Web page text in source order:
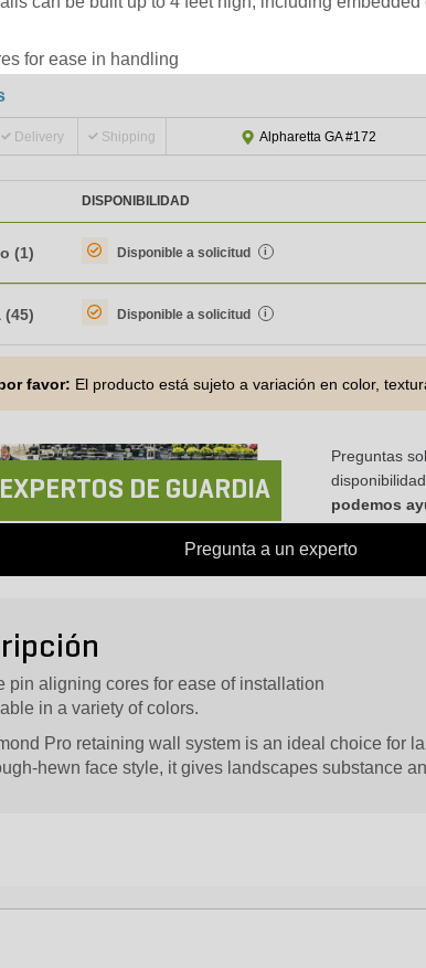
for ease in handling
Delivery Shipping Alpharetta GA #172
DISPONIBILIDAD
(1) Disponible a solicitud i
(45) Disponible a solicitud i
favor: El producto está sujeto a variación en color,
EXPERTOS DE GUARDIA
Preguntas
podemos
Pregunta a un experto
pin aligning cores for ease of installation
in a variety of colors.
Pro retaining wall system is an ideal choice for
hewn face style, it gives landscapes substance